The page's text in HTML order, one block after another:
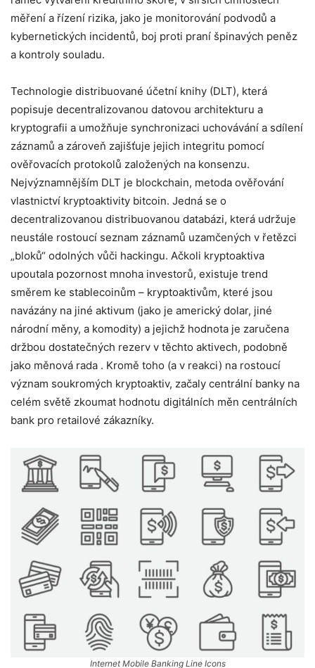
měření a řízení rizika, jako je monitorování podvodů a
kybernetických incidentů, boj proti praní špinavých peněz
a kontroly souladu.
Technologie distribuované účetní knihy (DLT), která
popisuje decentralizovanou datovou architekturu a
kryptografii a umožňuje synchronizaci uchovávání a sdílení
záznamů a zároveň zajišťuje jejich integritu pomocí
ověřovacích protokolů založených na konsenzu.
Nejvýznamnějším DLT je blockchain, metoda ověřování
vlastnictví kryptoaktivity bitcoin. Jedná se o
decentralizovanou distribuovanou databázi, která udržuje
neustále rostoucí seznam záznamů uzamčených v řetězci
„bloků“ odolných vůči hackingu. Ačkoli kryptoaktiva
upoutala pozornost mnoha investorů, existuje trend
směrem ke stablecoinům – kryptoaktivům, které jsou
navázány na jiné aktivum (jako je americký dolar, jiné
národní měny, a komodity) a jejichž hodnota je zaručena
držbou dostatečných rezerv v těchto aktivech, podobně
jako měnová rada . Kromě toho (a v reakci) na rostoucí
význam soukromých kryptoaktiv, začaly centrální banky na
celém světě zkoumat hodnotu digitálních měn centrálních
bank pro retailové zákazníky.
Internet Mobile Banking Line Icons